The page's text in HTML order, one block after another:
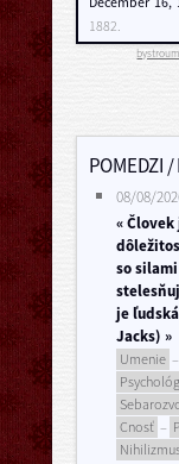
1882.
POMEDZI
08/08/
«
so
je
Jacks) »
Umenie –
Cnosť –